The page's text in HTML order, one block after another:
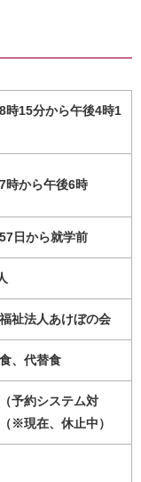
時15分から午後4時1
時から午後6時
日から就学前
祉法人あけぼの会
、代替食
予約システム対
※現在、休止中）